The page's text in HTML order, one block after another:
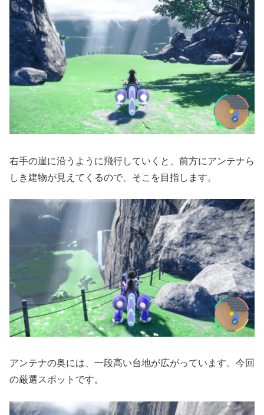
右手の崖に沿うように飛行していくと、前方にアンテナら
しき建物が見えてくるので、そこを目指します。
アンテナの奥には、一段高い台地が広がっています。今回
の厳選スポットです。